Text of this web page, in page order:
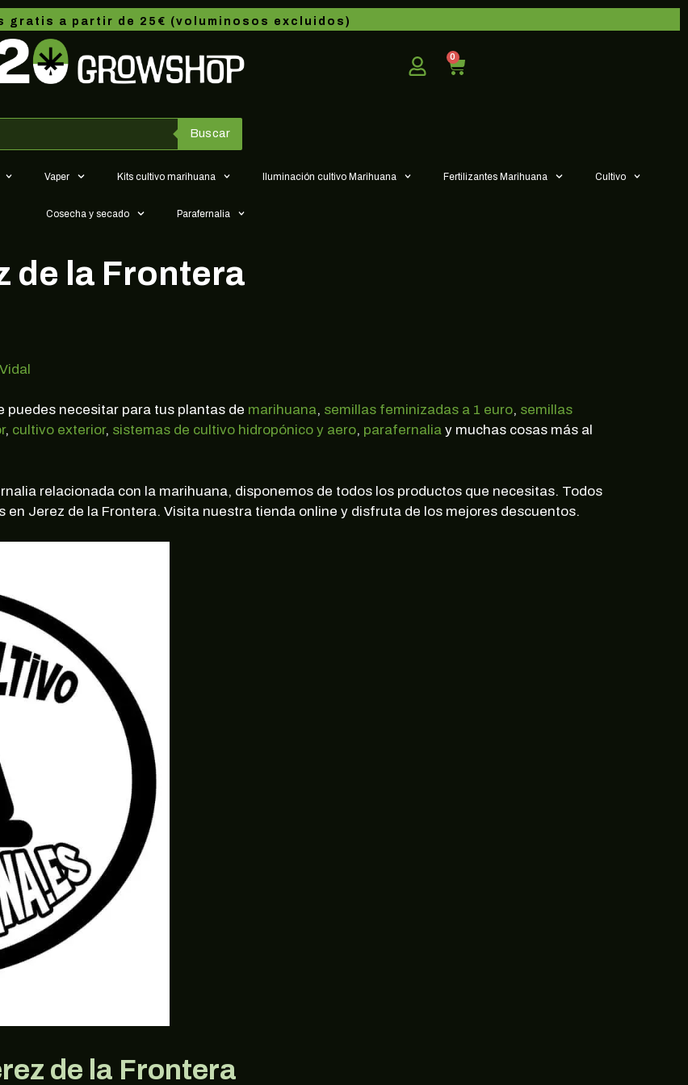
gratis a partir de 25€ (voluminosos excluidos)
0
Buscar
Vaper Kits cultivo marihuana Iluminación cultivo Marihuana Fertilizantes Marihuana Cultivo
Cosecha y secado Parafernalia
de la Frontera
puedes necesitar para tus plantas de marihuana, semillas feminizadas a 1 euro, semillas
, cultivo exterior, sistemas de cultivo hidropónico y aero, parafernalia y muchas cosas más al
relacionada con la marihuana, disponemos de todos los productos que necesitas. Todos
Jerez de la Frontera. Visita nuestra tienda online y disfruta de los mejores descuentos.
de la Frontera